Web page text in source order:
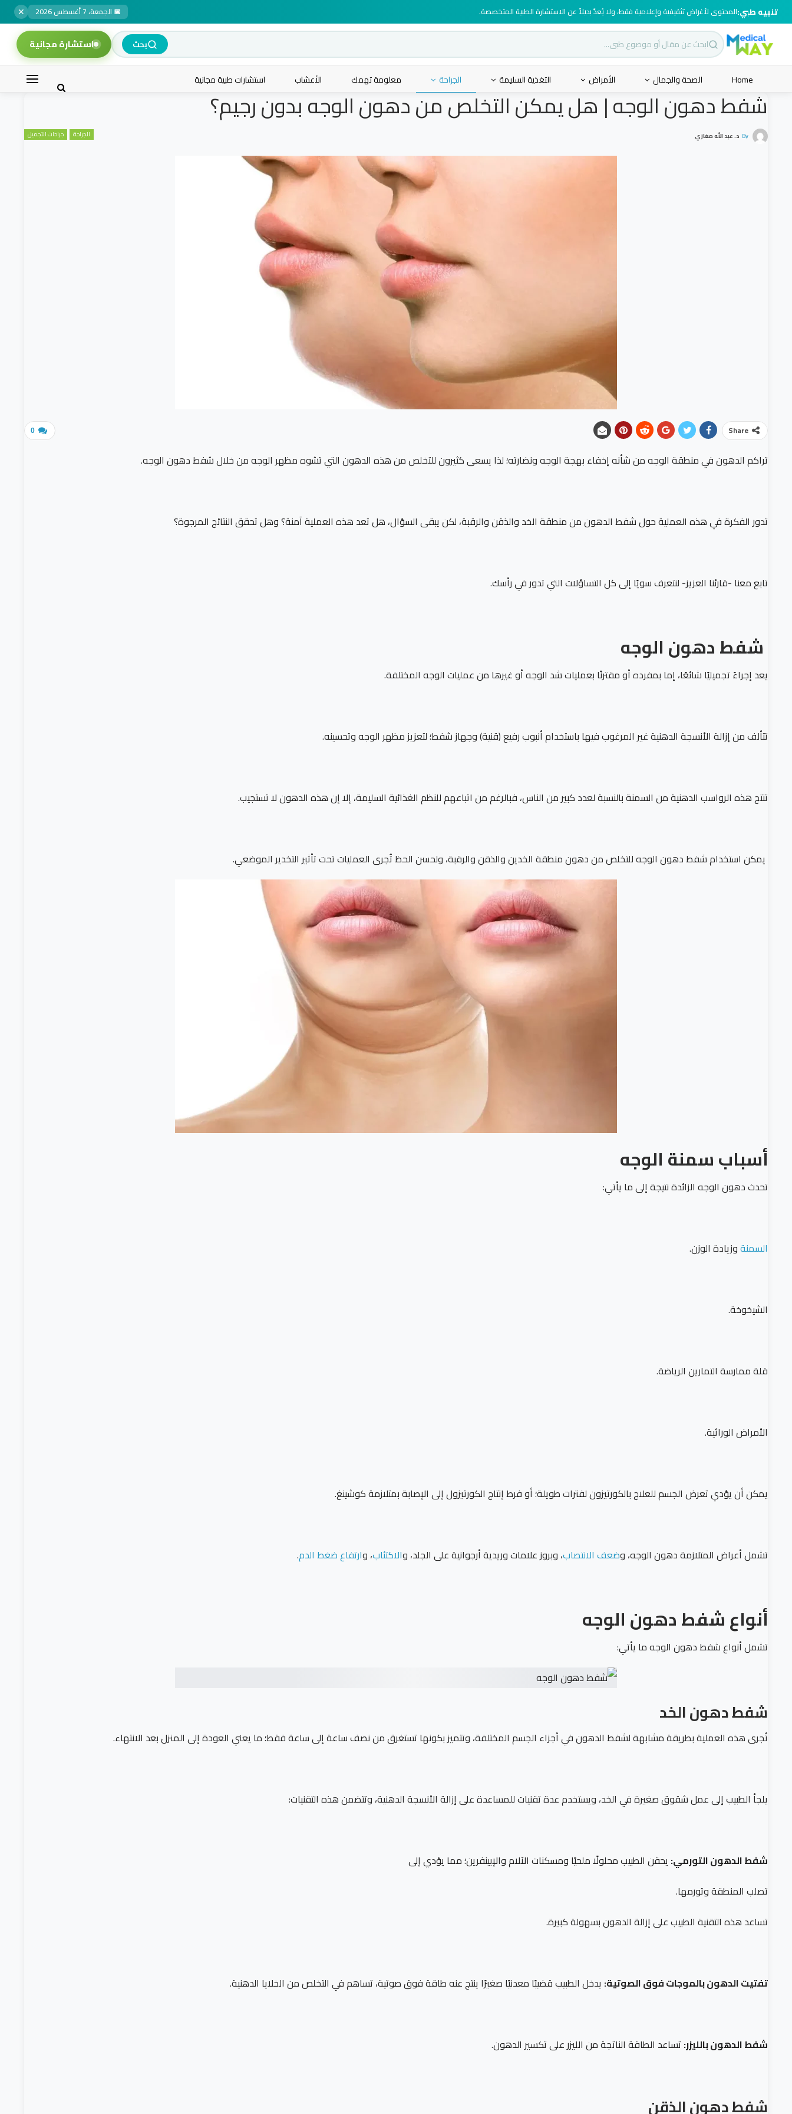
تنبيه طبي:المحتوى لأغراض تثقيفية وإعلامية فقط، ولا يُعدّ بديلاً عن الاستشارة الطبية المتخصصة. 📅 الجمعة، 7 أغسطس 2026 ✕
بحث استشارة مجانية
Home الصحة والجمال الأمراض التغذية السليمة الجراحة معلومة تهمك الأعشاب استشارات طبية مجانية
شفط دهون الوجه | هل يمكن التخلص من دهون الوجه بدون رجيم؟
الجراحة جراحات التجميل By د. عبد الله مغازي
0 Share
تراكم الدهون في منطقة الوجه من شأنه إخفاء بهجة الوجه ونضارته؛ لذا يسعى كثيرون للتخلص من هذه الدهون التي تشوه مظهر الوجه من خلال شفط دهون الوجه.
تدور الفكرة في هذه العملية حول شفط الدهون من منطقة الخد والذقن والرقبة، لكن يبقى السؤال، هل تعد هذه العملية آمنة؟ وهل تحقق النتائج المرجوة؟
تابع معنا -قارئنا العزيز- لنتعرف سويًا إلى كل التساؤلات التي تدور في رأسك.
شفط دهون الوجه
يعد إجراءً تجميليًا شائعًا، إما بمفرده أو مقترنًا بعمليات شد الوجه أو غيرها من عمليات الوجه المختلفة.
تتألف من إزالة الأنسجة الدهنية غير المرغوب فيها باستخدام أنبوب رفيع (قنية) وجهاز شفط؛ لتعزيز مظهر الوجه وتحسينه.
تنتج هذه الرواسب الدهنية من السمنة بالنسبة لعدد كبير من الناس، فبالرغم من اتباعهم للنظم الغذائية السليمة، إلا إن هذه الدهون لا تستجيب.
يمكن استخدام شفط دهون الوجه للتخلص من دهون منطقة الخدين والذقن والرقبة، ولحسن الحظ تُجرى العمليات تحت تأثير التخدير الموضعي.
أسباب سمنة الوجه
تحدث دهون الوجه الزائدة نتيجة إلى ما يأتي:
السمنةوزيادة الوزن.
الشيخوخة.
قلة ممارسة التمارين الرياضة.
الأمراض الوراثية.
يمكن أن يؤدي تعرض الجسم للعلاج بالكورتيزون لفترات طويلة؛ أو فرط إنتاج الكورتيزول إلى الإصابة بمتلازمة كوشينغ.
تشمل أعراض المتلازمة دهون الوجه، وضعف الانتصاب، وبروز علامات وريدية أرجوانية على الجلد، والاكتئاب، وارتفاع ضغط الدم.
أنواع شفط دهون الوجه
تشمل أنواع شفط دهون الوجه ما يأتي:
شفط دهون الخد
تُجرى هذه العملية بطريقة مشابهة لشفط الدهون في أجزاء الجسم المختلفة، وتتميز بكونها تستغرق من نصف ساعة إلى ساعة فقط؛ ما يعني العودة إلى المنزل بعد الانتهاء.
يلجأ الطبيب إلى عمل شقوق صغيرة في الخد، ويستخدم عدة تقنيات للمساعدة على إزالة الأنسجة الدهنية، وتتضمن هذه التقنيات:
شفط الدهون التورمي: يحقن الطبيب محلولًا ملحيًا ومسكنات الآلام والإبينفرين؛ مما يؤدي إلى
تصلب المنطقة وتورمها.
تساعد هذه التقنية الطبيب على إزالة الدهون بسهولة كبيرة.
تفتيت الدهون بالموجات فوق الصوتية: يدخل الطبيب قضيبًا معدنيًا صغيرًا ينتج عنه طاقة فوق صوتية، تساهم في التخلص من الخلايا الدهنية.
شفط الدهون بالليزر: تساعد الطاقة الناتجة من الليزر على تكسير الدهون.
شفط دهون الذقن